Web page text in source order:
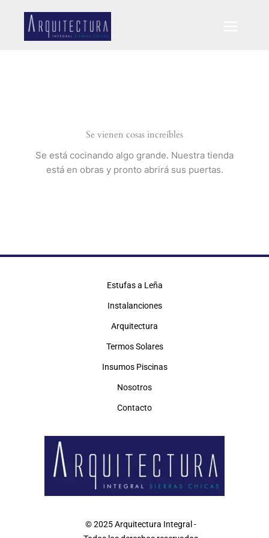
contenido
Se vienen cosas increíbles
Se está cocinando algo grande. Nuestra tienda
está en obras y pronto abrirá sus puertas.
Estufas a Leña
Instalanciones
Arquitectura
Termos Solares
Insumos Piscinas
Nosotros
Contacto
© 2025 Arquitectura Integral -